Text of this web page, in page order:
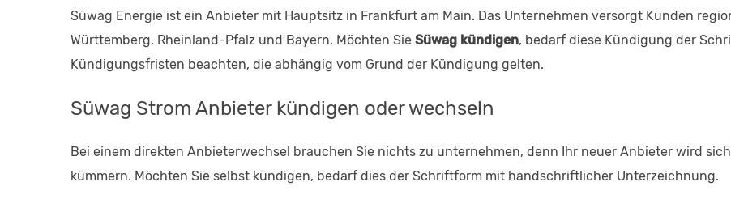
Süwag Energie ist ein Anbieter mit Hauptsitz in Frankfurt am Main. Das Unternehmen versorgt Kunden
Württemberg, Rheinland-Pfalz und Bayern. Möchten Sie Süwag kündigen, bedarf diese Kündigung der
Kündigungsfristen beachten, die abhängig vom Grund der Kündigung gelten.
Süwag Strom Anbieter kündigen oder wechseln
Bei einem direkten Anbieterwechsel brauchen Sie nichts zu unternehmen, denn Ihr neuer Anbieter wird
kümmern. Möchten Sie selbst kündigen, bedarf dies der Schriftform mit handschriftlicher Unterzeichnung.